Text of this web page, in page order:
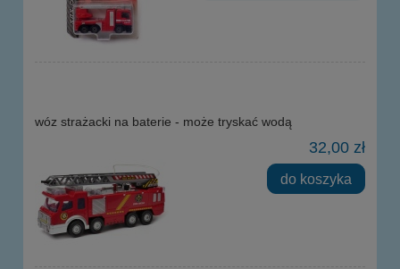
wóz strażacki na baterie - może tryskać wodą
32,00 zł
do koszyka